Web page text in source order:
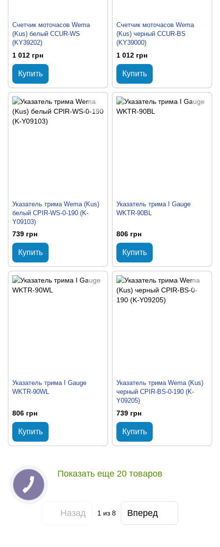
Счетчик моточасов Wema
(Kus) белый CCUR-WS
(KY39202)
1 012 грн
Купить
Счетчик моточасов Wema
(Kus) черный CCUR-BS
(KY39000)
1 012 грн
Купить
Указатель трима Wema (Kus)
белый CPIR-WS-0-190 (K-
Y09103)
739 грн
Купить
Указатель трима I Gauge
WKTR-90BL
806 грн
Купить
Указатель трима I Gauge
WKTR-90WL
806 грн
Купить
Указатель трима Wema (Kus)
черный CPIR-BS-0-190 (K-
Y09205)
739 грн
Купить
Показать еще 20 товаров
Назад 1 из 8 Вперед